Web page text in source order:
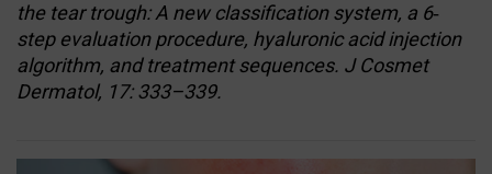
the tear trough: A new classification system, a 6‐
step evaluation procedure, hyaluronic acid injection
algorithm, and treatment sequences. J Cosmet
Dermatol, 17: 333–339.